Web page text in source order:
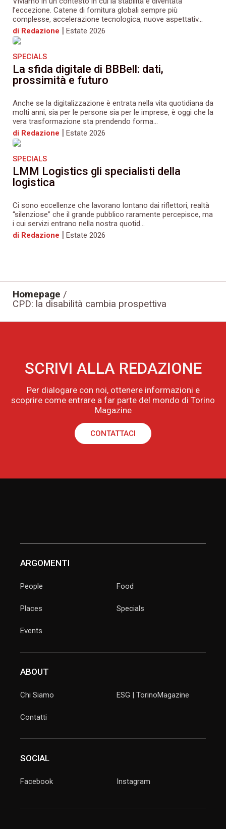
l’eccezione. Catene di fornitura globali sempre più
complesse, accelerazione tecnologica, nuove aspettativ...
di Redazione | Estate 2026
SPECIALS
La sfida digitale di BBBell: dati,
prossimità e futuro
Anche se la digitalizzazione è entrata nella vita quotidiana da
molti anni, sia per le persone sia per le imprese, è oggi che la
vera trasformazione sta prendendo forma...
di Redazione | Estate 2026
SPECIALS
LMM Logistics gli specialisti della
logistica
Ci sono eccellenze che lavorano lontano dai riflettori, realtà
“silenziose” che il grande pubblico raramente percepisce, ma
i cui servizi entrano nella nostra quotid...
di Redazione | Estate 2026
Homepage /
CPD: la disabilità cambia prospettiva
SCRIVI ALLA REDAZIONE
Per dialogare con noi, ottenere informazioni e
scoprire come entrare a far parte del mondo di Torino
Magazine
CONTATTACI
ARGOMENTI
People
Places
Events
Food
Specials
ABOUT
Chi Siamo
Contatti
ESG | TorinoMagazine
SOCIAL
Facebook Instagram